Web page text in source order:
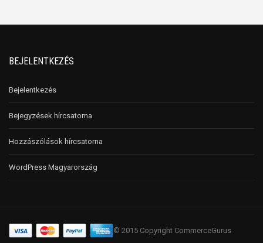
BEJELENTKEZÉS
Bejelentkezés
Bejegyzések hírcsatorna
Hozzászólások hírcsatorna
WordPress Magyarország
© 2015 Copyright CommerceGurus